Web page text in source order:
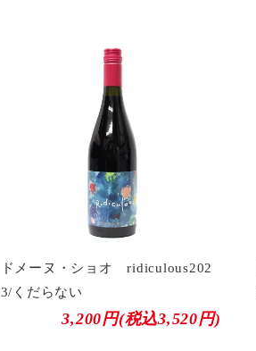
ドメーヌ・ショオ ridiculous202
3/くだらない
3,200円(税込3,520円)